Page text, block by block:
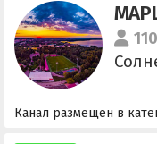
Чат:
Канал размещен в